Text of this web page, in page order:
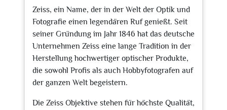
Zeiss, ein Name, der in der Welt der Optik und
Fotografie einen legendären Ruf genießt. Seit
seiner Gründung im Jahr 1846 hat das deutsche
Unternehmen Zeiss eine lange Tradition in der
Herstellung hochwertiger optischer Produkte,
die sowohl Profis als auch Hobbyfotografen auf
der ganzen Welt begeistern.
Die Zeiss Objektive stehen für höchste Qualität,